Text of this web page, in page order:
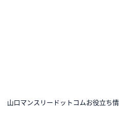
山口マンスリードットコムお役立ち